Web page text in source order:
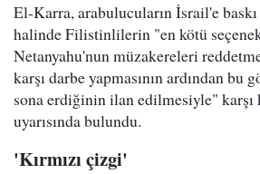
El-Karra, arabulucuların İsrail'e baskı
halinde Filistinlilerin "en kötü
Netanyahu'nun müzakereleri
karşı darbe yapmasının ardından
sona erdiğinin ilan edilmesiyle" karşı
uyarısında bulundu.
'Kırmızı çizgi'